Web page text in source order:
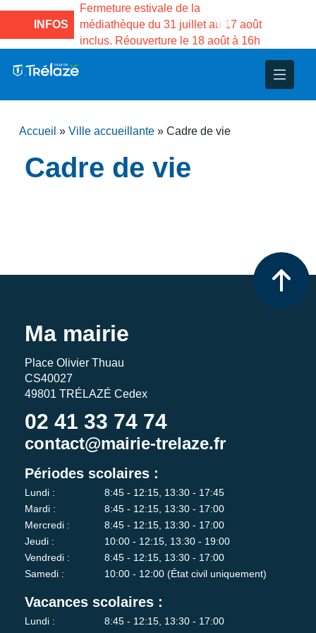
INFOS
la Maison des
de Gama du
Fermeture estivale de la
médiathèque du 31 juillet au 17 août
inclus. Réouverture le 18 août à 16h
Projets
Accueil » Ville accueillante » Cadre de vie
Cadre de vie
Ma mairie
Place Olivier Thuau
CS40027
49801 TRÉLAZÉ Cedex
02 41 33 74 74
contact@mairie-trelaze.fr
Périodes scolaires :
Lundi :
8:45 - 12:15, 13:30 - 17:45
Mardi :
8:45 - 12:15, 13:30 - 17:00
Mercredi :
8:45 - 12:15, 13:30 - 17:00
Jeudi :
10:00 - 12:15, 13:30 - 19:00
Vendredi :
8:45 - 12:15, 13:30 - 17:00
Samedi :
10:00 - 12:00 (État civil uniquement)
Vacances scolaires :
Lundi :
8:45 - 12:15, 13:30 - 17:00